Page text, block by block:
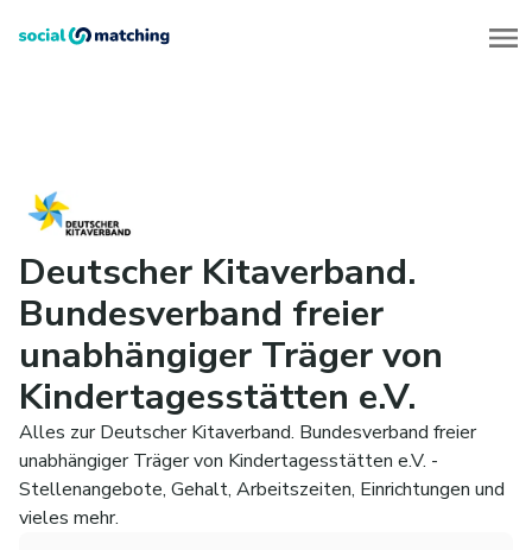
Deutscher Kitaverband.
Bundesverband freier
unabhängiger Träger von
Kindertagesstätten e.V.
Alles zur Deutscher Kitaverband. Bundesverband freier
unabhängiger Träger von Kindertagesstätten e.V. -
Stellenangebote, Gehalt, Arbeitszeiten, Einrichtungen und
vieles mehr.